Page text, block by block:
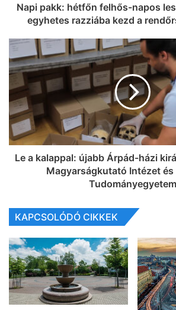
Napi pakk: hétfőn felhős-napos
egyhetes razziába kezd a
Le a kalappal: újabb Árpád-házi
Magyarságkutató Intézet és
Tudományegyetem
KAPCSOLÓDÓ CIKKEK